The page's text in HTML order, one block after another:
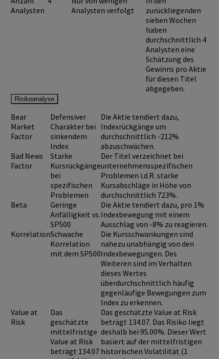
Analysten
Analysten verfolgt
zurückliegenden
sieben Wochen
haben
durchschnittlich 4
Analysten eine
Schätzung des
Gewinns pro Aktie
für diesen Titel
abgegeben.
Risikoanalyse
Bear
Market
Factor
Defensiver
Charakter bei
sinkendem
Index
Die Aktie tendiert dazu,
Indexrückgänge um
durchschnittlich -212%
abzuschwächen.
Bad News
Factor
Starke
Kursrückgänge
bei
spezifischen
Problemen
Der Titel verzeichnet bei
unternehmensspezifischen
Problemen i.d.R. starke
Kursabschläge in Höhe von
durchschnittlich 723%.
Beta
Geringe
Anfälligkeit vs.
SP500
Die Aktie tendiert dazu, pro 1%
Indexbewegung mit einem
Ausschlag von -8% zu reagieren.
KorrelationSchwache
Korrelation
mit dem SP500
Die Kursschwankungen sind
nahezu unabhängig von den
Indexbewegungen. Des
Weiteren sind im Verhalten
dieses Wertes
überdurchschnittlich häufig
gegenläufige Bewegungen zum
Index zu erkennen.
Value at
Risk
Das
geschätzte
mittelfristige
Value at Risk
beträgt 134.07
Das geschätzte Value at Risk
beträgt 134.07. Das Risiko liegt
deshalb bei 95.00%. Dieser Wert
basiert auf der mittelfristigen
historischen Volatilität (1